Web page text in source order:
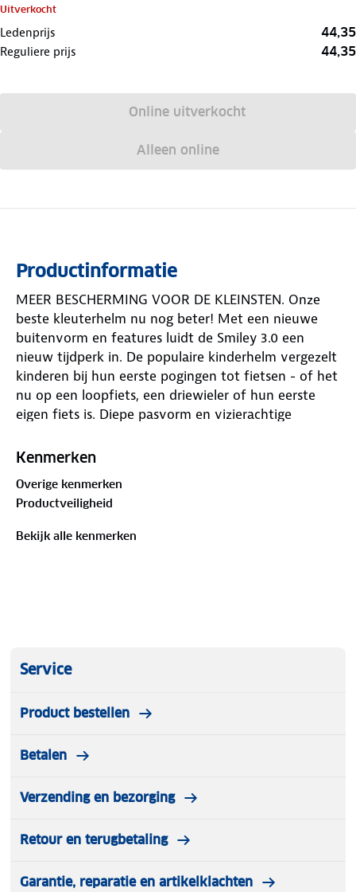
Uitverkocht
Ledenprijs 44,35
Reguliere prijs 44,35
Online uitverkocht
Alleen online
Productinformatie
MEER BESCHERMING VOOR DE KLEINSTEN. Onze
beste kleuterhelm nu nog beter! Met een nieuwe
buitenvorm en features luidt de Smiley 3.0 een
nieuw tijdperk in. De populaire kinderhelm vergezelt
kinderen bij hun eerste pogingen tot fietsen - of het
nu op een loopfiets, een driewieler of hun eerste
eigen fiets is. Diepe pasvorm en vizierachtige
kan aan de hoofdomvang worden aangepast -
achterhoofd. Het verstelsysteem biedt een extra
voordeel voor kinderen met lang haar. Het kan
ruimte scheppen voor een vlecht. Het stelwieltje
effen kleuren. Met zoveel keuze zullen alle jongers
Kenmerken
Overige kenmerken
Productveiligheid
Bekijk alle kenmerken
Service
Product bestellen
Betalen
Verzending en bezorging
Retour en terugbetaling
Garantie, reparatie en artikelklachten